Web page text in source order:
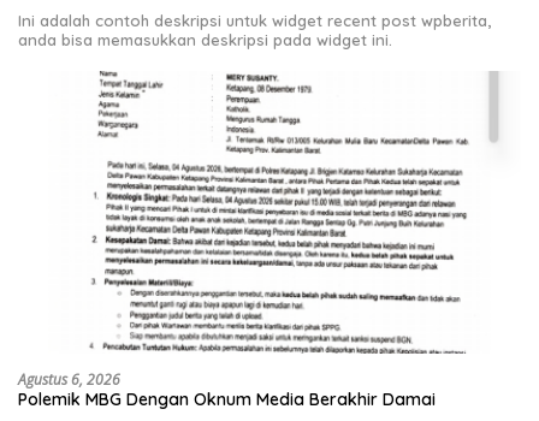
Ini adalah contoh deskripsi untuk widget recent post wpberita,
anda bisa memasukkan deskripsi pada widget ini.
Agustus 6, 2026
Polemik MBG Dengan Oknum Media Berakhir Damai